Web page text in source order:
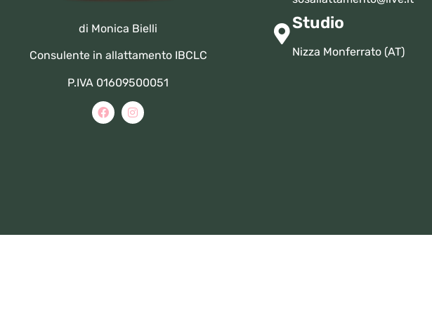
di Monica Bielli
Consulente in allattamento IBCLC
P.IVA 01609500051
Studio
Nizza Monferrato (AT)